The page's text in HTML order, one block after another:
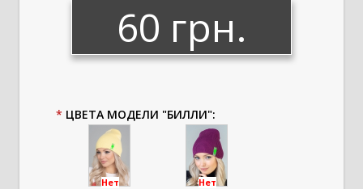
60 грн.
* ЦВЕТА МОДЕЛИ "БИЛЛИ":
Нет Нет